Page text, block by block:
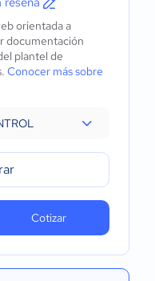
orientada a
documentación
plantel de
Conocer más sobre
Cotizar